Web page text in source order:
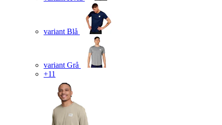
variant Blå
variant Grå
+11